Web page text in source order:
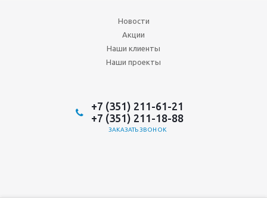
Новости
Акции
Наши клиенты
Наши проекты
+7 (351) 211-61-21
+7 (351) 211-18-88
ЗАКАЗАТЬ ЗВОНОК